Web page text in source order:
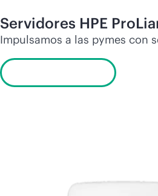
Servidores HPE
Impulsamos a las pymes con